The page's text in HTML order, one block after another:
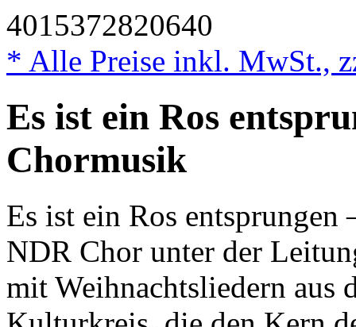
4015372820640
* Alle Preise inkl. MwSt.,
Es ist ein Ros
Chormusik
Es ist ein Ros
NDR Chor unter der
mit Weihnachtsliedern aus